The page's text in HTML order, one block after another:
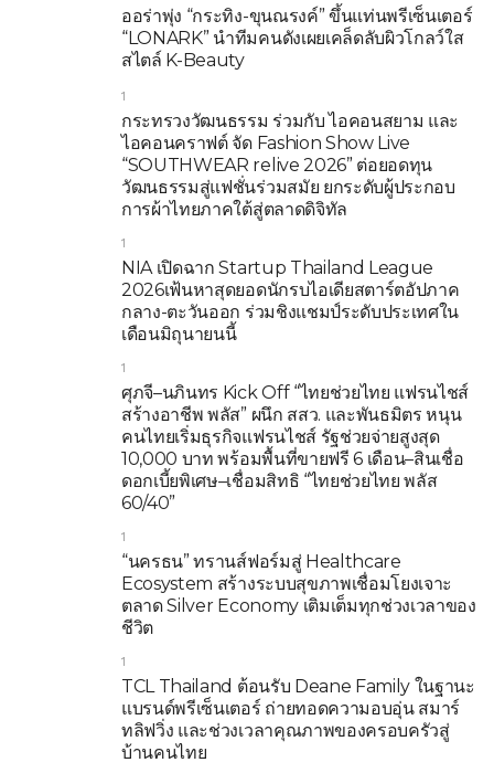
ออร่าพุ่ง “กระทิง-ขุนณรงค์” ขึ้นแท่นพรีเซ็นเตอร์
“LONARK” นำทีมคนดังเผยเคล็ดลับผิวโกลว์ใส
สไตล์ K-Beauty
1
กระทรวงวัฒนธรรม ร่วมกับ ไอคอนสยาม และ
ไอคอนคราฟต์ จัด Fashion Show Live
“SOUTHWEAR relive 2026” ต่อยอดทุน
วัฒนธรรมสู่แฟชั่นร่วมสมัย ยกระดับผู้ประกอบ
การผ้าไทยภาคใต้สู่ตลาดดิจิทัล
1
NIA เปิดฉาก Startup Thailand League
2026เฟ้นหาสุดยอดนักรบไอเดียสตาร์ตอัปภาค
กลาง-ตะวันออก ร่วมชิงแชมป์ระดับประเทศใน
เดือนมิถุนายนนี้
1
ศุภจี–นภินทร Kick Off “ไทยช่วยไทย แฟรนไชส์
สร้างอาชีพ พลัส” ผนึก สสว. และพันธมิตร หนุน
คนไทยเริ่มธุรกิจแฟรนไชส์ รัฐช่วยจ่ายสูงสุด
10,000 บาท พร้อมพื้นที่ขายฟรี 6 เดือน–สินเชื่อ
ดอกเบี้ยพิเศษ–เชื่อมสิทธิ “ไทยช่วยไทย พลัส
60/40”
1
“นครธน” ทรานส์ฟอร์มสู่ Healthcare
Ecosystem สร้างระบบสุขภาพเชื่อมโยงเจาะ
ตลาด Silver Economy เติมเต็มทุกช่วงเวลาของ
ชีวิต
1
TCL Thailand ต้อนรับ Deane Family ในฐานะ
แบรนด์พรีเซ็นเตอร์ ถ่ายทอดความอบอุ่น สมาร์
ทลิฟวิ่ง และช่วงเวลาคุณภาพของครอบครัวสู่
บ้านคนไทย